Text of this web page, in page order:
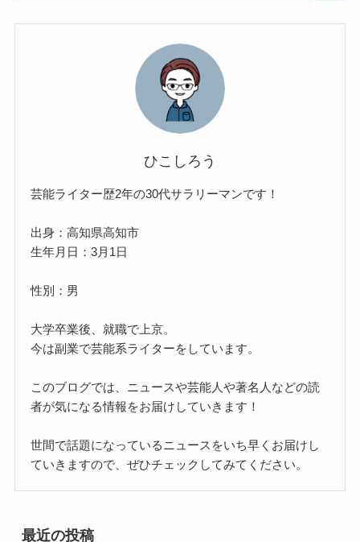
ひこしろう
芸能ライター歴2年の30代サラリーマンです！
出身：高知県高知市
生年月日：3月1日
性別：男
大学卒業後、就職で上京。
今は副業で芸能系ライターをしています。
このブログでは、ニュースや芸能人や著名人などの読
者が気になる情報をお届けしていきます！
世間で話題になっているニュースをいち早くお届けし
ていきますので、ぜひチェックしてみてください。
最近の投稿